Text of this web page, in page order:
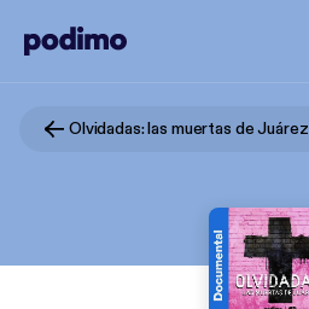
Olvidadas: las muertas de Juárez